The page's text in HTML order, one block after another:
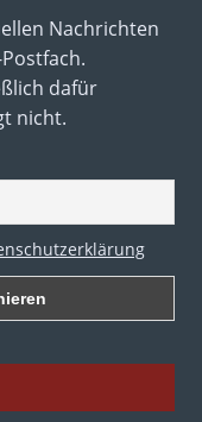
Nachrichten
dafür
nicht.